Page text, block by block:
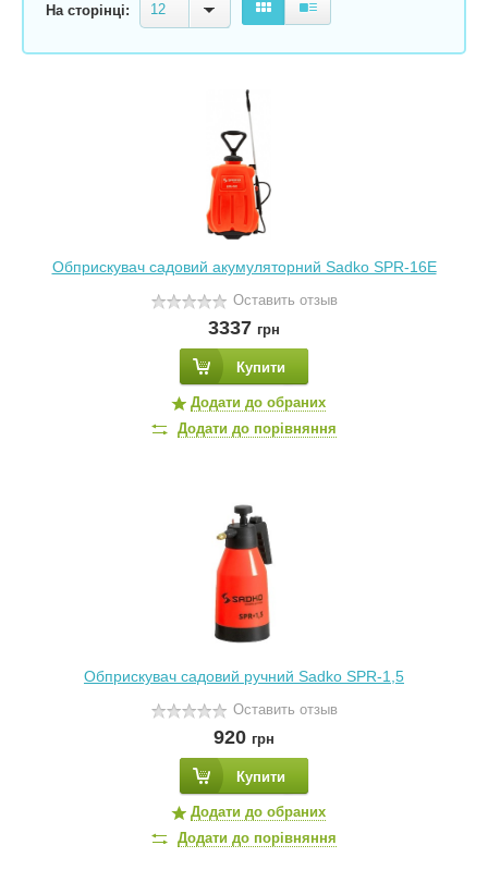
На сторінці: 12
Обприскувач садовий акумуляторний Sadko SPR-16E
Оставить отзыв
3337 грн
Купити
Додати до обраних
Додати до порівняння
Обприскувач садовий ручний Sadko SPR-1,5
Оставить отзыв
920 грн
Купити
Додати до обраних
Додати до порівняння